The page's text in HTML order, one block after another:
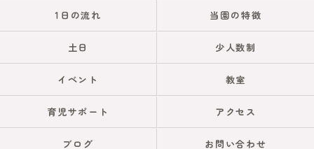
1日の流れ 当園の特徴
土日 少人数制
イベント 教室
育児サポート アクセス
ブログ お問い合わせ